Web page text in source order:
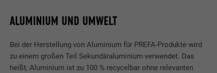
ALUMINIUM UND UMWELT
Bei der Herstellung von Aluminium für PREFA-Produkte wird
zu einem großen Teil Sekundäraluminium verwendet. Das
heißt, Aluminium ist zu 100 % recycelbar ohne relevanten